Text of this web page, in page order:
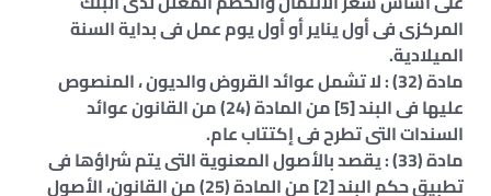
المركزى فى أول يناير أو أول يوم عمل فى بداية السنة
الميلادية.
مادة (32) : لا تشمل عوائد القروض والديون ، المنصوص
عليها فى البند [5] من المادة (24) من القانون عوائد
السندات التى تطرح فى إكتتاب عام.
مادة (33) : يقصد بالأصول المعنوية التى يتم شراؤها فى
تطبيق حكم البند [2] من المادة (25) من القانون، الأصول